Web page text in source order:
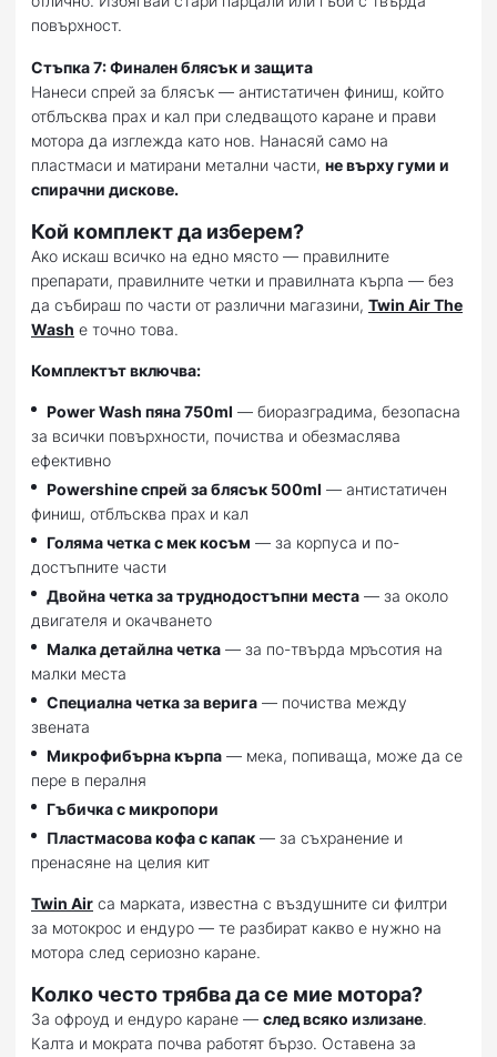
повърхност.
Стъпка 7: Финален блясък и защита
Нанеси спрей за блясък — антистатичен финиш, който
отблъсква прах и кал при следващото каране и прави
мотора да изглежда като нов. Нанасяй само на
пластмаси и матирани метални части, не върху гуми и
спирачни дискове.
Кой комплект да изберем?
Ако искаш всичко на едно място — правилните
препарати, правилните четки и правилната кърпа — без
да събираш по части от различни магазини, Twin Air The
Wash е точно това.
Комплектът включва:
Power Wash пяна 750ml — биоразградима, безопасна
за всички повърхности, почиства и обезмаслява
ефективно
Powershine спрей за блясък 500ml — антистатичен
финиш, отблъсква прах и кал
Голяма четка с мек косъм — за корпуса и по-
достъпните части
Двойна четка за труднодостъпни места — за около
двигателя и окачването
Малка детайлна четка — за по-твърда мръсотия на
малки места
Специална четка за верига — почиства между
звената
Микрофибърна кърпа — мека, попиваща, може да се
пере в пералня
Гъбичка с микропори
Пластмасова кофа с капак — за съхранение и
пренасяне на целия кит
Twin Air са марката, известна с въздушните си филтри
за мотокрос и ендуро — те разбират какво е нужно на
мотора след сериозно каране.
Колко често трябва да се мие мотора?
За офроуд и ендуро каране — след всяко излизане.
Калта и мократа почва работят бързо. Оставена за